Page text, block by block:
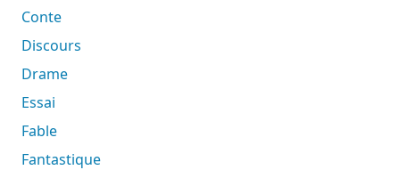
Conte
Discours
Drame
Essai
Fable
Fantastique